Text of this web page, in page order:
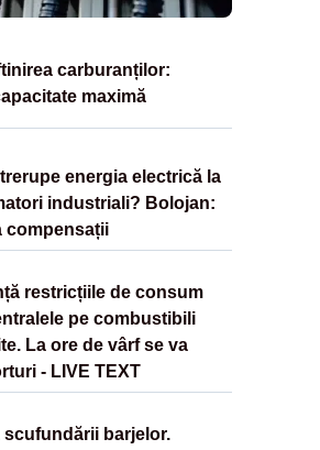
carburanților:
maximă
energia electrică la
industriali? Bolojan:
compensații
restricțiile de consum
pe combustibili
La ore de vârf se va
- LIVE TEXT
scufundării barjelor.